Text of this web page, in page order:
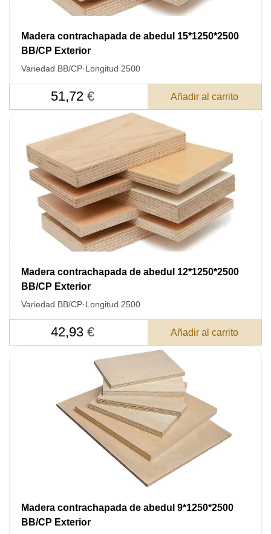
Madera contrachapada de abedul 15*1250*2500
BB/CP Exterior
Variedad BB/CP·Longitud 2500
51,72 € Añadir al carrito
Madera contrachapada de abedul 12*1250*2500
BB/CP Exterior
Variedad BB/CP·Longitud 2500
42,93 € Añadir al carrito
Madera contrachapada de abedul 9*1250*2500
BB/CP Exterior